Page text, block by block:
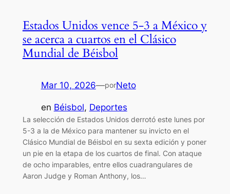
Estados Unidos vence 5-3 a México y
se acerca a cuartos en el Clásico
Mundial de Béisbol
Mar 10, 2026—porNeto
en Béisbol, Deportes
La selección de Estados Unidos derrotó este lunes por
5-3 a la de México para mantener su invicto en el
Clásico Mundial de Béisbol en su sexta edición y poner
un pie en la etapa de los cuartos de final. Con ataque
de ocho imparables, entre ellos cuadrangulares de
Aaron Judge y Roman Anthony, los…